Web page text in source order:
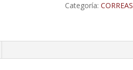
Categoría:CORREAS